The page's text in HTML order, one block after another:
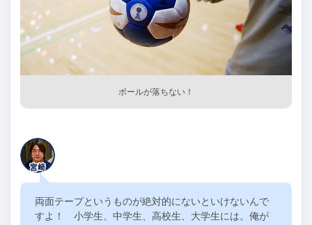
ボールが落ちない！
両面テープというものが絶対的にないといけないんで
すよ！ 小学生、中学生、高校生、大学生には。俺が